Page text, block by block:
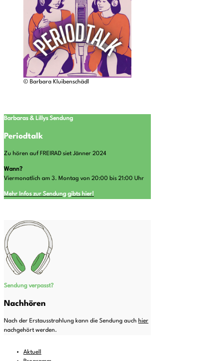
© Barbara Kluibenschädl
Barbaras & Lillys Sendung
Periodtalk
Zu hören auf FREIRAD siet Jänner 2024
Wann?
Viermonatlich am 3. Montag von 20:00 bis 21:00 Uhr
Mehr Infos zur Sendung gibts hier!
Sendung verpasst?
Nachhören
Nach der Erstausstrahlung kann die Sendung auch hier
nachgehört werden.
Aktuell